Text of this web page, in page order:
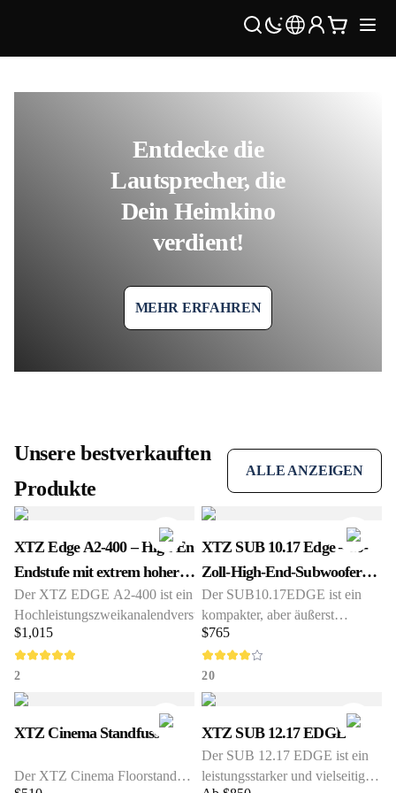
Entdecke die
Lautsprecher, die
Dein Heimkino
verdient!
MEHR ERFAHREN
Unsere bestverkauften
Produkte
ALLE ANZEIGEN
XTZ Edge A2-400 – High-End-
Endstufe mit extrem hoher
Kontrolle und Dynamik
Der XTZ EDGE A2-400 ist ein
Hochleistungszweikanalendverstärker,
entwickelt für anspruchsvolle HiFi
und Heimkinosysteme. Mit einer
Ausgangsleistung von 2 × 420 W an
4 Ohm bzw. bis zu 800 W gebrückt
an 8 Ohm verfügt er über genügend
Leistungsreserven, um auch die
mühelos und präzise anzusteuern.
$1,015
2
XTZ SUB 10.17 Edge – 10-
Zoll-High-End-Subwoofer
für das Heimkino
Der SUB10.17EDGE ist ein
kompakter, aber äußerst
leistungsstarker Subwoofer,
entwickelt für herausragende
Leistung in Musik und
Heimkinosystemen.
Angetrieben von modernster
ICEpower Technologie liefert er
700WRMS und bis zu 1045W
Spitzenleistung, mit tiefem
$765
20
XTZ Cinema Standfuss
Der XTZ Cinema Floorstand
XTZ SUB 12.17 EDGE
Der SUB 12.17 EDGE ist ein
leistungsstarker und vielseitiger